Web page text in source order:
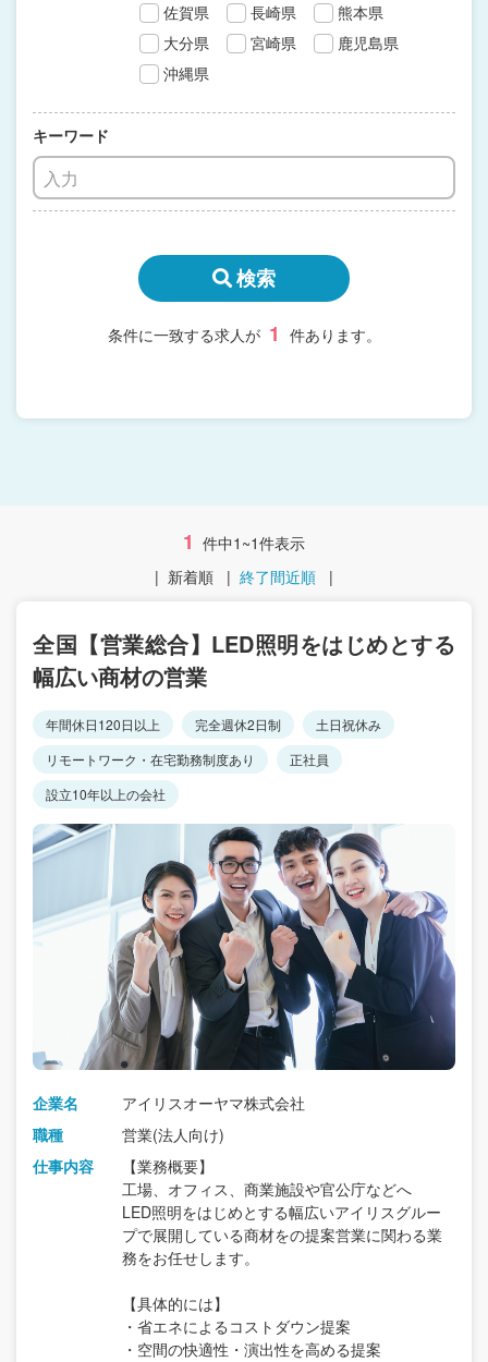
佐賀県
長崎県
熊本県
大分県
宮崎県
鹿児島県
沖縄県
キーワード
検索
条件に一致する求人が 1 件あります。
1 件中1~1件表示
| 新着順 | 終了間近順 |
全国【営業総合】LED照明をはじめとする
幅広い商材の営業
年間休日120日以上 完全週休2日制
土日祝休み
リモートワーク・在宅勤務制度あり
正社員
設立10年以上の会社
企業名
アイリスオーヤマ株式会社
職種
営業(法人向け)
仕事内容
【業務概要】
工場、オフィス、商業施設や官公庁などへ
LED照明をはじめとする幅広いアイリスグルー
プで展開している商材をの提案営業に関わる業
務をお任せします。
【具体的には】
・省エネによるコストダウン提案
・空間の快適性・演出性を高める提案